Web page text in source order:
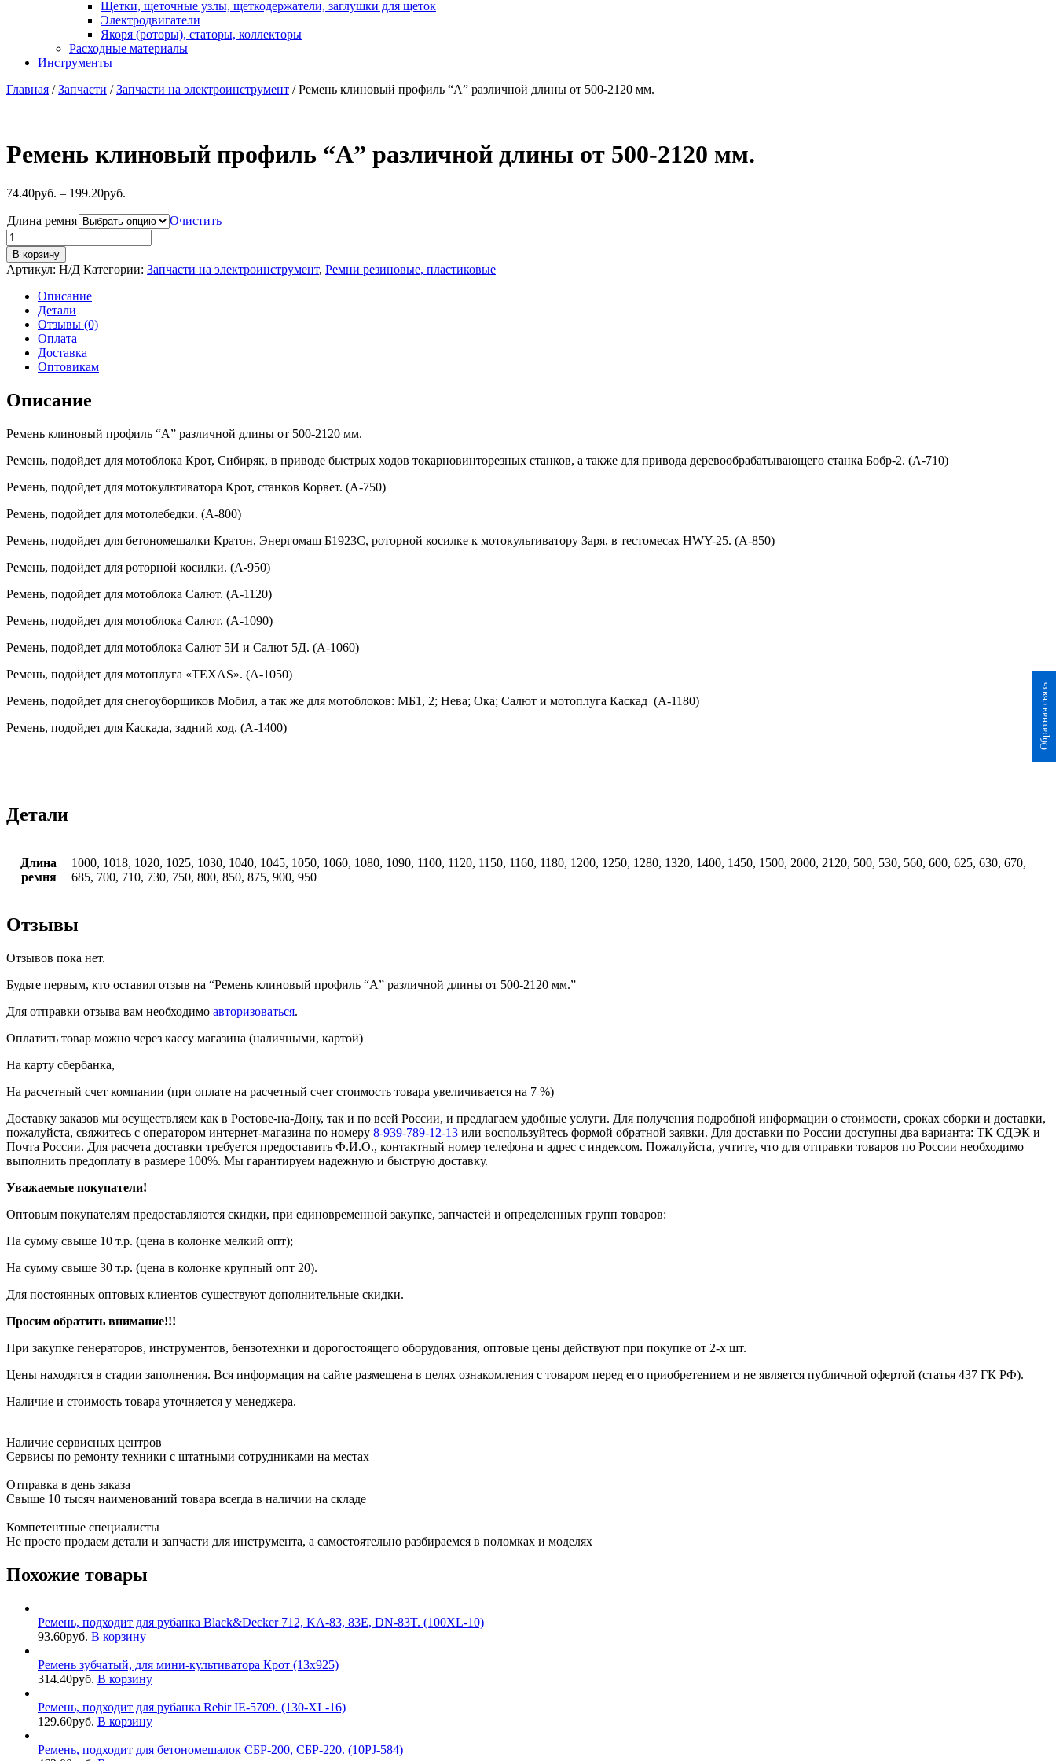
Обратная связь
Щетки, щеточные узлы, щеткодержатели, заглушки для щеток
Электродвигатели
Якоря (роторы), статоры, коллекторы
Расходные материалы
Инструменты
Главная /Запчасти /Запчасти на электроинструмент / Ремень клиновый профиль “А” различной длины от 500-2120 мм.
Ремень клиновый профиль “А” различной длины от 500-2120 мм.
74.40руб. – 199.20руб.
Длина ремня
Очистить
Количество
товара
Ремень
клиновый
профиль
"А"
различной
длины
500-
мм.
В корзину
Артикул: Н/Д Категории: Запчасти на электроинструмент, Ремни резиновые, пластиковые
Описание
Детали
Отзывы (0)
Оплата
Доставка
Оптовикам
Описание
Ремень клиновый профиль “А” различной длины от 500-2120 мм.
Ремень, подойдет для мотоблока Крот, Сибиряк, в приводе быстрых ходов токарновинторезных станков, а также для привода деревообрабатывающего станка Бобр-2. (A-710)
Ремень, подойдет для мотокультиватора Крот, станков Корвет. (A-750)
Ремень, подойдет для мотолебедки. (A-800)
Ремень, подойдет для бетономешалки Кратон, Энергомаш Б1923С, роторной косилке к мотокультиватору Заря, в тестомесах HWY-25. (A-850)
Ремень, подойдет для роторной косилки. (A-950)
Ремень, подойдет для мoтoблoка Caлют. (A-1120)
Ремень, подойдет для мoтoблoка Caлют. (A-1090)
Ремень, подойдет для мотоблока Салют 5И и Салют 5Д. (A-1060)
Ремень, подойдет для мотоплуга «TEXAS». (A-1050)
Ремень, подойдет для снегоуборщиков Мобил, а так же для мотоблоков: МБ1, 2; Нева; Ока; Салют и мотоплуга Каскад (A-1180)
Ремень, подойдет для Каскада, задний ход. (A-1400)
Детали
Длина
ремня
1000, 1018, 1020, 1025, 1030, 1040, 1045, 1050, 1060, 1080, 1090, 1100, 1120, 1150, 1160, 1180, 1200, 1250, 1280, 1320, 1400, 1450, 1500, 2000, 2120, 500, 530, 560, 600, 625, 630, 670,
685, 700, 710, 730, 750, 800, 850, 875, 900, 950
Отзывы
Отзывов пока нет.
Будьте первым, кто оставил отзыв на “Ремень клиновый профиль “А” различной длины от 500-2120 мм.”
Для отправки отзыва вам необходимо авторизоваться.
Оплатить товар можно через кассу магазина (наличными, картой)
На карту сбербанка,
На расчетный счет компании (при оплате на расчетный счет стоимость товара увеличивается на 7 %)
Доставку заказов мы осуществляем как в Ростове-на-Дону, так и по всей России, и предлагаем удобные услуги. Для получения подробной информации о стоимости, сроках сборки и доставки,
пожалуйста, свяжитесь с оператором интернет-магазина по номеру 8-939-789-12-13 или воспользуйтесь формой обратной заявки. Для доставки по России доступны два варианта: ТК СДЭК и
Почта России. Для расчета доставки требуется предоставить Ф.И.О., контактный номер телефона и адрес с индексом. Пожалуйста, учтите, что для отправки товаров по России необходимо
выполнить предоплату в размере 100%. Мы гарантируем надежную и быструю доставку.
Уважаемые покупатели!
Оптовым покупателям предоставляются скидки, при единовременной закупке, запчастей и определенных групп товаров:
На сумму свыше 10 т.р. (цена в колонке мелкий опт);
На сумму свыше 30 т.р. (цена в колонке крупный опт 20).
Для постоянных оптовых клиентов существуют дополнительные скидки.
Просим обратить внимание!!!
При закупке генераторов, инструментов, бензотехнки и дорогостоящего оборудования, оптовые цены действуют при покупке от 2-х шт.
Цены находятся в стадии заполнения. Вся информация на сайте размещена в целях ознакомления с товаром перед его приобретением и не является публичной офертой (статья 437 ГК РФ).
Наличие и стоимость товара уточняется у менеджера.
Наличие сервисных центров
Сервисы по ремонту техники с штатными сотрудниками на местах
Отправка в день заказа
Свыше 10 тысяч наименований товара всегда в наличии на складе
Компетентные специалисты
Не просто продаем детали и запчасти для инструмента, а самостоятельно разбираемся в поломках и моделях
Похожие товары
Ремень, подходит для рубанка Black&Decker 712, KA-83, 83E, DN-83T. (100XL-10)
93.60руб. В корзину
Ремень зубчатый, для мини-культиватора Крот (13х925)
314.40руб. В корзину
Ремень, подходит для рубанка Rebir IE-5709. (130-XL-16)
129.60руб. В корзину
Ремень, подходит для бетономешалок СБР-200, СБР-220. (10PJ-584)